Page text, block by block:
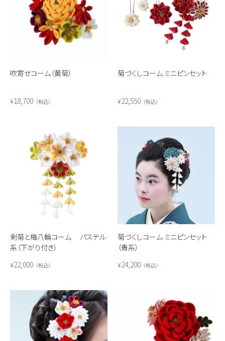
吹寄せコーム（黄菊）
¥18,700 税込
菊づくしコーム ミニピンセット
¥22,550 税込
剣菊と梅八輪コーム パステル
系（下がり付き）
¥22,000 税込
菊づくしコーム ミニピンセット
（青系）
¥24,200 税込